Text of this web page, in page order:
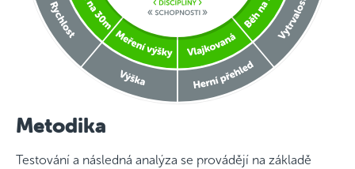
Metodika
Testování a následná analýza se provádějí na základě